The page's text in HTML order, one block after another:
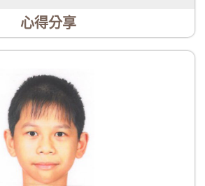
心得分享